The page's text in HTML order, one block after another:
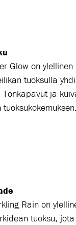
Glow on
tuoksulla
Tonkapavut ja
Rain on
tuoksu,